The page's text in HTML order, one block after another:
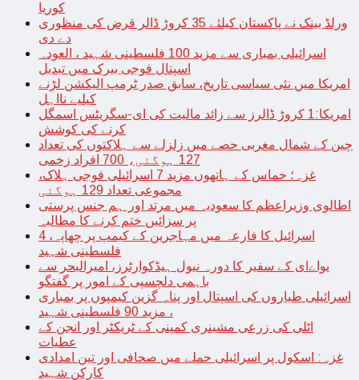
کوریا
ورلڈ بینک نے پاکستان کیلئے 35 کروڑ ڈالر قرض کی منظوری
دے دی
اسرائیلی بمباری سے مزید 100 فلسطینی شہید ، العودہ
اسپتال فوجی بیرک میں تبدیل
امریکا میں نئی سیاسی تاریخ، سابق صدر ٹرمپ الیکشن لڑنے
کیلیے نااہل
امریکا:1 کروڑ ڈالرز سے زائد مالیت کی ای-سگریٹس اسمگل
کرنے کی کوشش
چین کے شمال مغربی حصے میں زلزلے سے ہلاکتوں کی تعداد
127 ہوگئی، 700 افراد زخمی
غزہ؛ حماس کے ہاتھوں مزید 7 اسرائیلی فوجی ہلاک،
مجموعی تعداد 129 ہوگئی
اطالوی وزیراعظم کا سعودیہ میں مرتد اور ہم جنس پرستی
پر سزائیں ختم کرنے کا مطالبہ
اسرائیل کا فارعہ میں مہاجرین کے کیمپ پر چھاپہ، 4
فلسطینی شہید
یواےای کے سفیر کا دورہ نیول ہیڈکوارٹرز، امیرالبحر سے
باہمی دلچسپی کے امور پر گفتگو
اسرائیلی طیاروں کی اسپتال اور پناہ گزین کیمپوں پر بمباری
، مزید 90 فلسطینی شہید
اٹلی کی زرعی مشینری کمپنی کے ٹریکٹر اور انجن کے
عطیات
غزہ: اسکول پر اسرائیلی حملے میں صحافی اور تین امدادی
کارکن شہید